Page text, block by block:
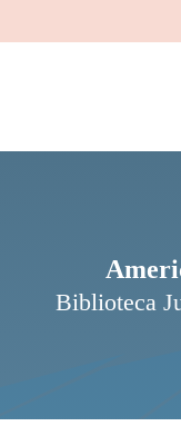
Biblioteca